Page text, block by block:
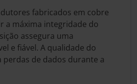
fabricados em cobre
a máxima integridade do
assegura uma
e fiável. A qualidade do
de dados durante a